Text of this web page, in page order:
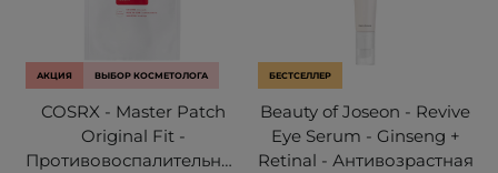
АКЦИЯ ВЫБОР КОСМЕТОЛОГА
COSRX - Master Patch
Original Fit -
Противовоспалительные
БЕСТСЕЛЛЕР
Beauty of Joseon - Revive
Eye Serum - Ginseng +
Retinal - Антивозрастная